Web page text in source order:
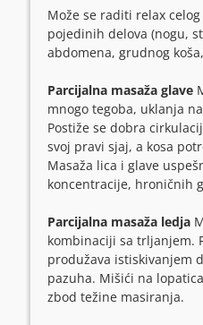
Može se raditi relax
pojedinih delova (nogu,
abdomena, grudnog
Parcijalna masaža glave
mnogo tegoba, uklanja
Postiže se dobra
svoj pravi sjaj, a kosa
Masaža lica i glave
koncentracije, hroničnih
Parcijalna masaža ledja
kombinaciji sa trljanjem.
produžava istiskivanjem
pazuha. Mišići na
zbod težine masiranja.